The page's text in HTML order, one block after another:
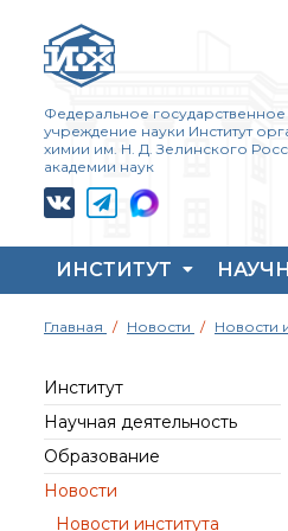
Федеральное
учреждение науки Институт
химии им. Н. Д. Зелинского
академии наук
ИНСТИТУТ
моменты научной
История ИОХ РАН
Администрация
института
Научные школы
ИОХ РАН
пользования Института
органической химии
РАН (ЦКП ИОХ РАН)
Библиотека
Инфоресурсы
по
Главная Новости Новости
Институт
Научная деятельность
Образование
Новости
Новости института